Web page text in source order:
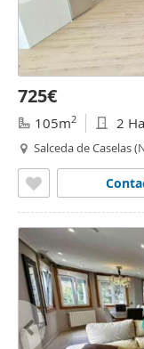
725€
105m2 2
Salceda de Caselas